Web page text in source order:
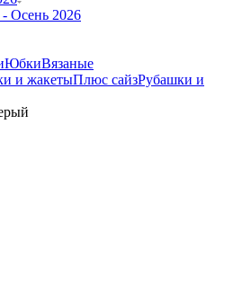
Осень 2026
ЮбкиВязаные
и жакетыПлюс сайзРубашки и